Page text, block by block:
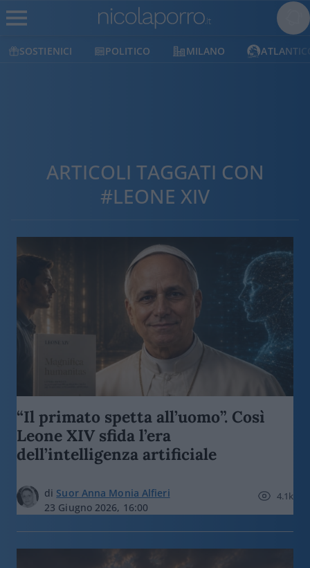
SOSTIENICI POLITICO MILANO
ARTICOLI TAGGATI CON
#LEONE XIV
“Il primato spetta all’uomo”. Così
Leone XIV sfida l’era
dell’intelligenza artificiale
di Suor Anna Monia Alfieri
23 Giugno 2026, 16:00
4.1k